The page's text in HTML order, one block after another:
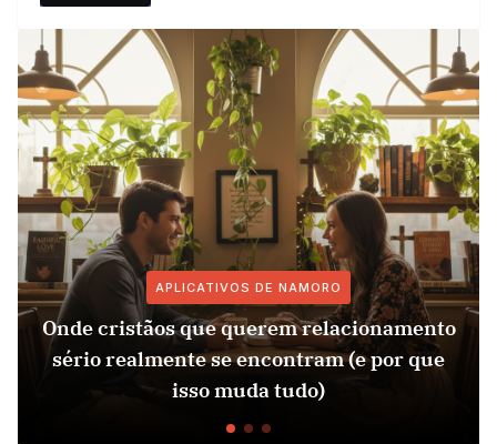
APLICATIVOS DE NAMORO
cristãos que querem relacionamento
sério realmente se encontram (e por que
isso muda tudo)